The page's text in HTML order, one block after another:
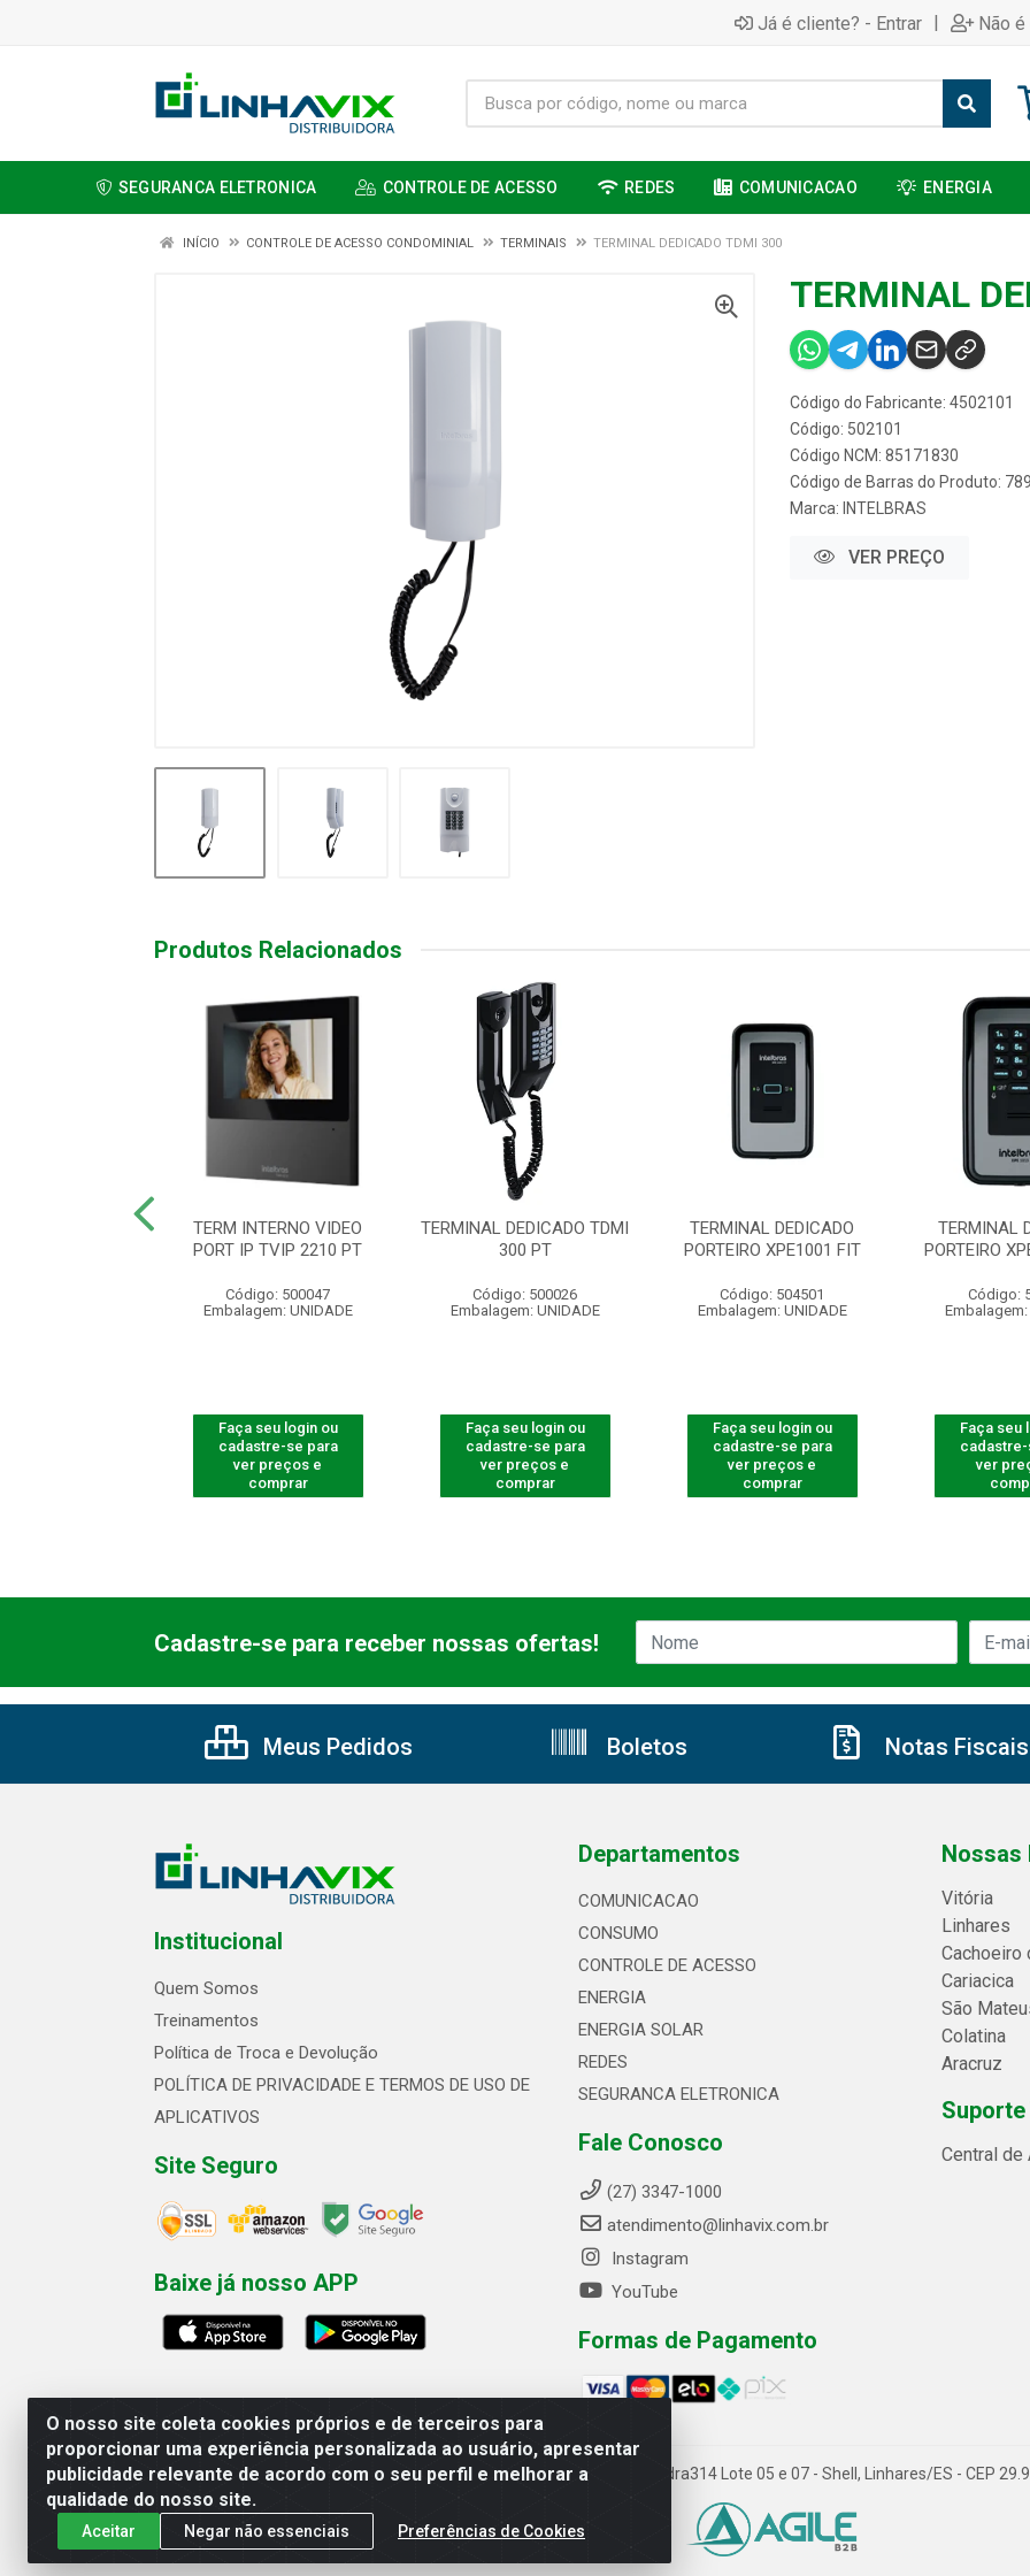
Já é cliente? - Entrar | Não
SEGURANCA ELETRONICA CONTROLE DE ACESSO REDES COMUNICACAO ENERGIA
INÍCIO CONTROLE DE ACESSO CONDOMINIAL TERMINAIS TERMINAL DEDICADO TDMI 300
TERMINAL
Código do Fabricante: 4502101
Código: 502101
Código NCM: 85171830
Código de Barras do Produto:
Marca: INTELBRAS
VER PREÇO
Produtos Relacionados
TERM INTERNO VIDEO
PORT IP TVIP 2210 PT
Código: 500047
Embalagem: UNIDADE
Faça seu login ou
cadastre-se para
ver preços e
comprar
TERMINAL DEDICADO TDMI
300 PT
Código: 500026
Embalagem: UNIDADE
Faça seu login ou
cadastre-se para
ver preços e
comprar
TERMINAL DEDICADO
PORTEIRO XPE1001 FIT
Código: 504501
Embalagem: UNIDADE
Faça seu login ou
cadastre-se para
ver preços e
comprar
TERMINAL
PORTEIRO
Código:
Embalagem:
Faça seu
ver
O nosso site coleta cookies próprios e de terceiros para
proporcionar uma experiência personalizada ao usuário, apresentar
publicidade relevante de acordo com o seu perfil e melhorar a
qualidade do nosso site.
Aceitar Negar não essenciais Preferências de Cookies
Cadastre-se para receber nossas ofertas!
Meus Pedidos Boletos Notas Fiscais
Institucional
Quem Somos
Treinamentos
Política de Troca e Devolução
POLÍTICA DE PRIVACIDADE E TERMOS DE USO DE
APLICATIVOS
Site Seguro
Baixe já nosso APP
Departamentos
COMUNICACAO
CONSUMO
CONTROLE DE ACESSO
ENERGIA
ENERGIA SOLAR
REDES
SEGURANCA ELETRONICA
Fale Conosco
(27) 3347-1000
atendimento@linhavix.com.br
Instagram
YouTube
Formas de Pagamento
Nossas
Vitória
Linhares
Cachoeiro
Cariacica
São
Colatina
Aracruz
Central de
Linhavix Distribuidora LTDA - Avenida Alegre, 2521 - Quadra314 Lote 05 e 07 - Shell, Linhares/ES - CEP